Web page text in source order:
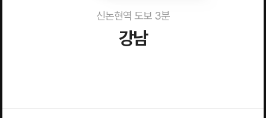
신논현역 도보 3분
강남